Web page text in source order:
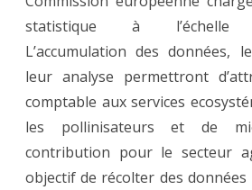
statistique à l’échelle
L’accumulation des données,
leur analyse permettront
comptable aux services
les pollinisateurs et de
contribution pour le secteur
objectif de récolter des